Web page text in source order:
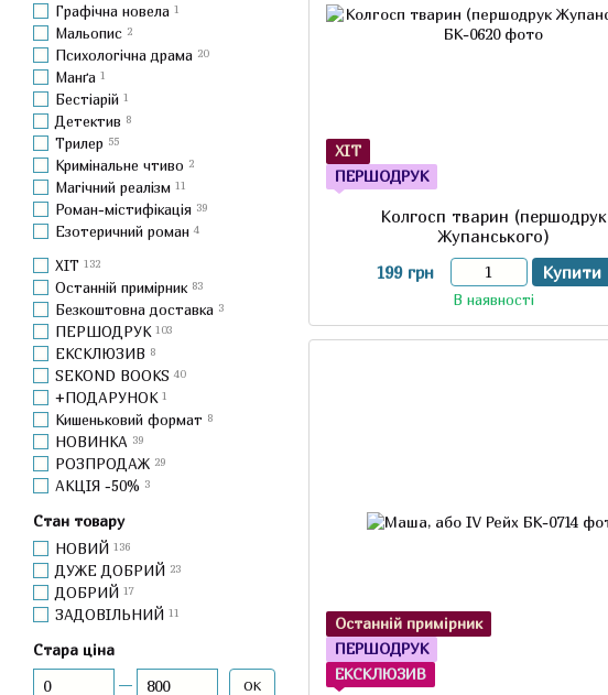
ХІТ
ПЕРШОДРУК
Колгосп тварин (першодрук
Жупанського)
199 грн
Купити
В наявності
Останній примірник
ПЕРШОДРУК
ЕКСКЛЮЗИВ
Графічна новела 1
Мальопис 2
Психологічна драма 20
Манґа 1
Бестіарій 1
Детектив 8
Трилер 55
Кримінальне чтиво 2
Магічний реалізм 11
Роман-містифікація 39
Езотеричний роман 4
ХІТ 132
Останній примірник 83
Безкоштовна доставка 3
ПЕРШОДРУК 103
ЕКСКЛЮЗИВ 8
SEKOND BOOKS 40
+ПОДАРУНОК 1
Кишеньковий формат 8
НОВИНКА 39
РОЗПРОДАЖ 29
АКЦІЯ -50% 3
Стан товару
НОВИЙ 136
ДУЖЕ ДОБРИЙ 23
ДОБРИЙ 17
ЗАДОВІЛЬНИЙ 11
Стара ціна
Від Стара ціна
До Стара ціна ОК